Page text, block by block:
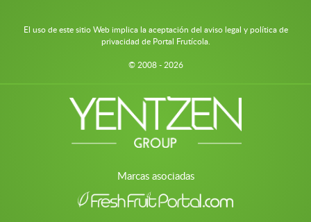
El uso de este sitio Web implica la aceptación del aviso legal y política de
privacidad de Portal Frutícola.
© 2008 - 2026
Marcas asociadas